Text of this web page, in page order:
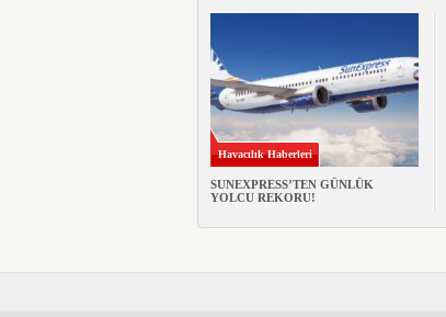
Havacılık Haberleri
SUNEXPRESS’TEN GÜNLÜK
YOLCU REKORU!